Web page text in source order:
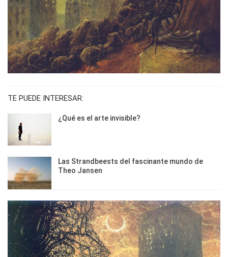
TE PUEDE INTERESAR:
¿Qué es el arte invisible?
Las Strandbeests del fascinante mundo de
Theo Jansen